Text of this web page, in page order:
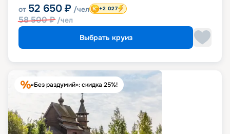
от 52 650 ₽ /чел
58 500₽ /чел
+2 027
Выбрать круиз
«Без раздумий»: скидка 25%!